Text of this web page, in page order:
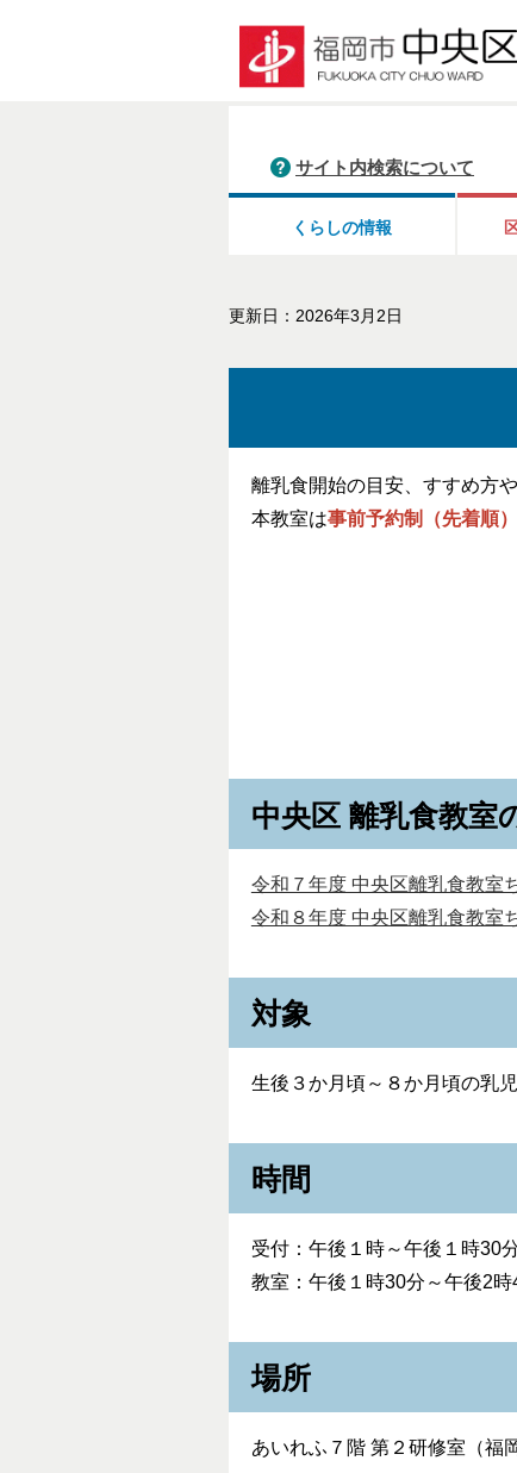
サイト内検索について
くらしの情報
更新日：2026年3月2日
離乳食開始の目安、すすめ方
本教室は事前予約制（先着順）
中央区 離乳食教室
令和７年度 中央区離乳食教室
令和８年度 中央区離乳食教室
対象
生後３か月頃～８か月頃の乳
時間
受付：午後１時～午後１時30
教室：午後１時30分～午後2時
場所
あいれふ７階 第２研修室（福